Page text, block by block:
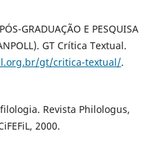
GRADUAÇÃO E PESQUISA
GT Crítica Textual.
gt/critica-textual/.
filologia. Revista Philologus,
2000.